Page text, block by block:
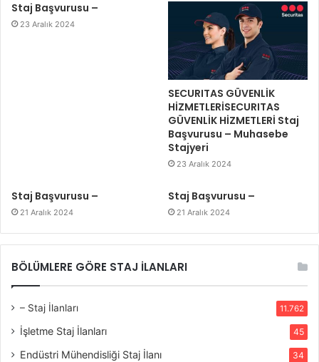
Staj Başvurusu –
23 Aralık 2024
SECURITAS GÜVENLİK
HİZMETLERİSECURITAS
GÜVENLİK HİZMETLERİ Staj
Başvurusu – Muhasebe
Stajyeri
23 Aralık 2024
Staj Başvurusu –
21 Aralık 2024
Staj Başvurusu –
21 Aralık 2024
BÖLÜMLERE GÖRE STAJ İLANLARI
– Staj İlanları 11.762
İşletme Staj İlanları 45
Endüstri Mühendisliği Staj İlanı 34